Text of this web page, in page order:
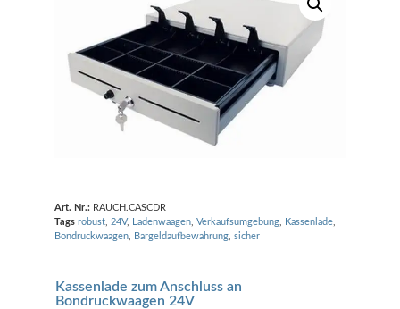
Art. Nr.: RAUCH.CASCDR
Tags robust, 24V, Ladenwaagen, Verkaufsumgebung, Kassenlade,
Bondruckwaagen, Bargeldaufbewahrung, sicher
Kassenlade zum Anschluss an
Bondruckwaagen 24V